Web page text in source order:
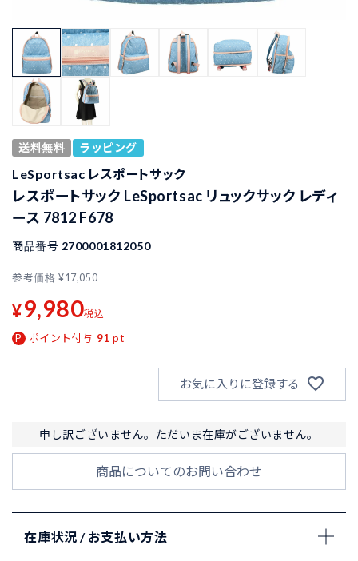
送料無料 ラッピング
LeSportsac レスポートサック
レスポートサック LeSportsac リュックサック レディ
ース 7812 F678
商品番号 2700001812050
参考価格 ¥17,050
¥9,980税込
ポイント付与 91 pt
お気に入りに登録する
申し訳ございません。ただいま在庫がございません。
商品についてのお問い合わせ
在庫状況 / お支払い方法